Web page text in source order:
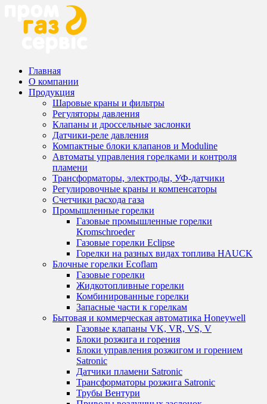
Главная
О компании
Продукция
Шаровые краны и фильтры
Регуляторы давления
Клапаны и дроссельные заслонки
Датчики-реле давления
Компактные блоки клапанов и Moduline
Автоматы управления горелками и контроля
пламени
Трансформаторы, электроды, УФ-датчики
Регулировочные краны и компенсаторы
Счетчики расхода газа
Промышленные горелки
Газовые промышленные горелки
Kromschroeder
Газовые горелки Eclipse
Горелки на разных видах топлива HAUCK
Блочные горелки Ecoflam
Газовые горелки
Жидкотопливные горелки
Комбинированные горелки
Запасные части к горелкам
Бытовая и коммерческая автоматика Honeywell
Газовые клапаны VK, VR, VS, V
Блоки розжига и горения
Блоки управления розжигом и горением
Satronic
Датчики пламени Satronic
Трансформаторы розжига Satronic
Трубы Вентури